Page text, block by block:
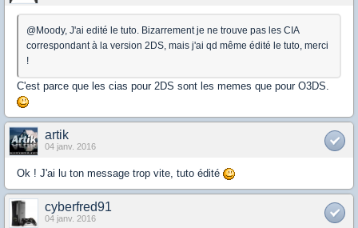
@Moody, J'ai edité le tuto. Bizarrement je ne trouve pas les CIA
correspondant à la version 2DS, mais j'ai qd même édité le tuto, merci
!
C'est parce que les cias pour 2DS sont les memes que pour O3DS.
artik
04 janv. 2016
Ok ! J'ai lu ton message trop vite, tuto édité
cyberfred91
04 janv. 2016